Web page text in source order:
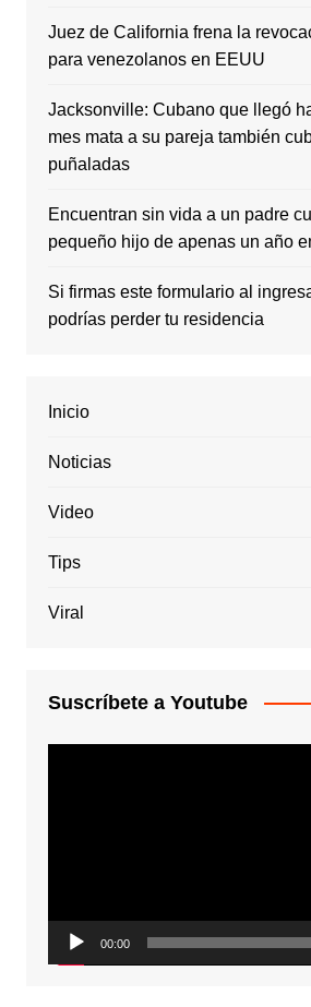
Juez de California frena la
para venezolanos en EEUU
Jacksonville: Cubano que llegó
mes mata a su pareja también
puñaladas
Encuentran sin vida a un padre
pequeño hijo de apenas un año
Si firmas este formulario al
podrías perder tu residencia
Inicio
Noticias
Video
Tips
Viral
Suscríbete a Youtube
00:00